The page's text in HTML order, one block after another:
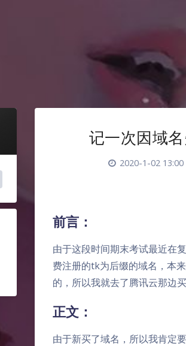
记一次因域
2020-1-02 13:00
前言：
由于这段时间期末考试最近在
费注册的tk为后缀的域名，本
的，所以我就去了腾讯云那边
正文：
由于新买了域名，所以我肯定